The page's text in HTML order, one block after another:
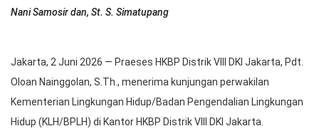
Nani Samosir dan, St. S. Simatupang
Jakarta, 2 Juni 2026 — Praeses HKBP Distrik VIII DKI Jakarta, Pdt.
Oloan Nainggolan, S.Th., menerima kunjungan perwakilan
Kementerian Lingkungan Hidup/Badan Pengendalian Lingkungan
Hidup (KLH/BPLH) di Kantor HKBP Distrik VIII DKI Jakarta.